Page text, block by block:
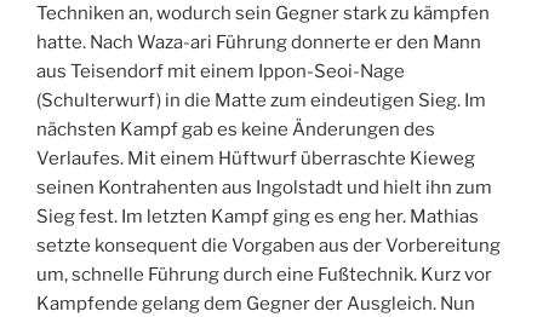
Techniken an, wodurch sein Gegner stark zu kämpfen
hatte. Nach Waza-ari Führung donnerte er den Mann
aus Teisendorf mit einem Ippon-Seoi-Nage
(Schulterwurf) in die Matte zum eindeutigen Sieg. Im
nächsten Kampf gab es keine Änderungen des
Verlaufes. Mit einem Hüftwurf überraschte Kieweg
seinen Kontrahenten aus Ingolstadt und hielt ihn zum
Sieg fest. Im letzten Kampf ging es eng her. Mathias
setzte konsequent die Vorgaben aus der Vorbereitung
um, schnelle Führung durch eine Fußtechnik. Kurz vor
Kampfende gelang dem Gegner der Ausgleich. Nun